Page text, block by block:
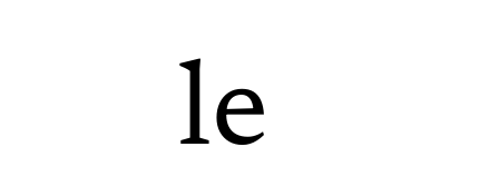
le